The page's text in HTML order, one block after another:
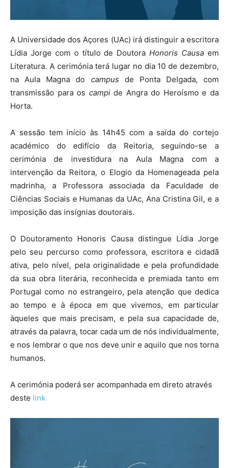
A Universidade dos Açores (UAc) irá distinguir a escritora
Lídia Jorge com o título de DoutoraHonoris Causa em
Literatura. A cerimónia terá lugar no dia 10 de dezembro,
na Aula Magna do campus de Ponta Delgada, com
transmissão para os campide Angra do Heroísmo e da
Horta.
A sessão tem início às 14h45 com a saída do cortejo
académico do edifício da Reitoria, seguindo-se a
cerimónia de investidura na Aula Magna com a
intervenção da Reitora, o Elogio da Homenageada pela
madrinha, a Professora associada da Faculdade de
Ciências Sociais e Humanas da UAc, Ana Cristina Gil, e a
imposição das insígnias doutorais.
O Doutoramento Honoris Causa distingue Lídia Jorge
pelo seu percurso como professora, escritora e cidadã
ativa, pelo nível, pela originalidade e pela profundidade
da sua obra literária, reconhecida e premiada tanto em
Portugal como no estrangeiro, pela atenção que dedica
ao tempo e à época em que vivemos, em particular
àqueles que mais precisam, e pela sua capacidade de,
através da palavra, tocar cada um de nós individualmente,
e nos lembrar o que nos deve unir e aquilo que nos torna
humanos.
A cerimónia poderá ser acompanhada em direto através
deste link